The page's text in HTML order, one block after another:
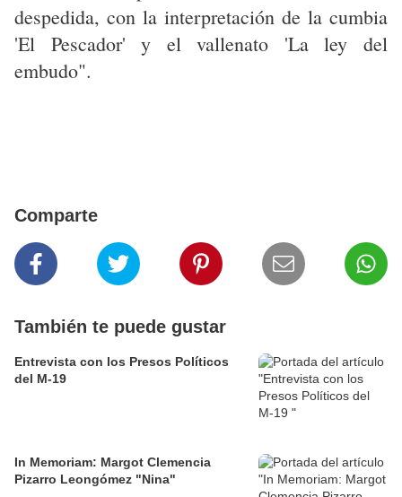
despedida, con la interpretación de la cumbia
'El Pescador' y el vallenato 'La ley del
embudo".
Comparte
También te puede gustar
Entrevista con los Presos Políticos
del M-19
In Memoriam: Margot Clemencia
Pizarro Leongómez "Nina"